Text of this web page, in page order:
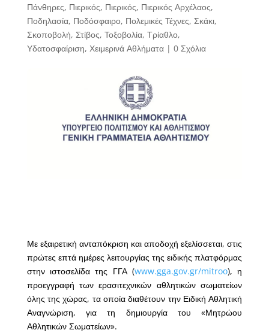
Πάνθηρες, Πιερικός, Πιερικός, Πιερικός Αρχέλαος,
Ποδηλασία, Ποδόσφαιρο, Πολεμικές Τέχνες, Σκάκι,
Σκοποβολή, Στίβος, Τοξοβολία, Τρίαθλο,
Υδατοσφαίριση, Χειμερινά Αθλήματα| 0 Σχόλια
Με εξαιρετική ανταπόκριση και αποδοχή εξελίσσεται, στις
πρώτες επτά ημέρες λειτουργίας της ειδικής πλατφόρμας
στην ιστοσελίδα της ΓΓΑ (www.gga.gov.gr/mitroo), η
προεγγραφή των ερασιτεχνικών αθλητικών σωματείων
όλης της χώρας, τα οποία διαθέτουν την Ειδική Αθλητική
Αναγνώριση, για τη δημιουργία του «Μητρώου
Αθλητικών Σωματείων».